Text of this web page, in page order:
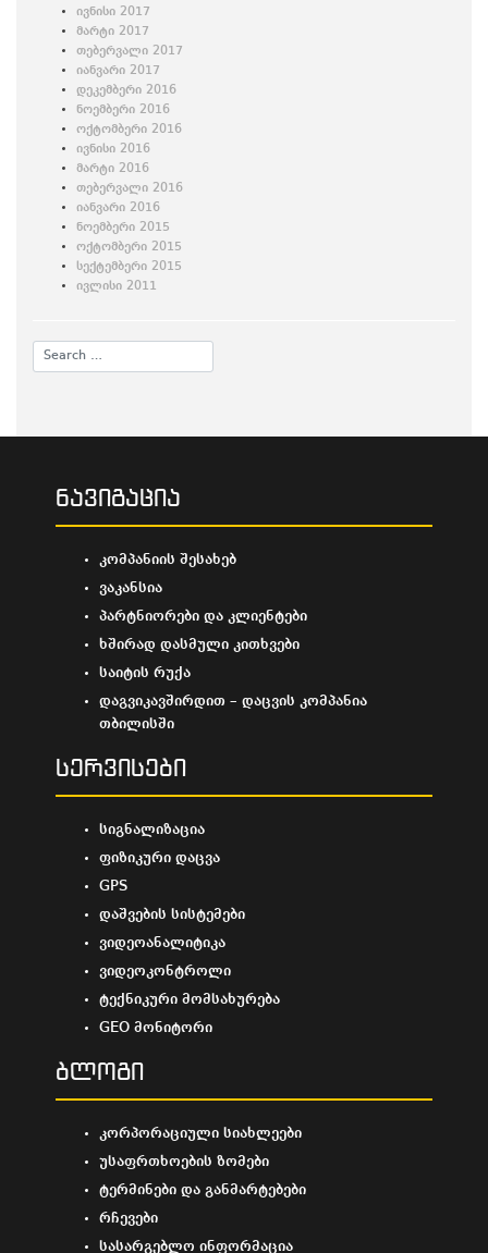
ივნისი 2017
მარტი 2017
თებერვალი 2017
იანვარი 2017
დეკემბერი 2016
ნოემბერი 2016
ოქტომბერი 2016
ივნისი 2016
მარტი 2016
თებერვალი 2016
იანვარი 2016
ნოემბერი 2015
ოქტომბერი 2015
სექტემბერი 2015
ივლისი 2011
ნავიგაცია
კომპანიის შესახებ
ვაკანსია
პარტნიორები და კლიენტები
ხშირად დასმული კითხვები
საიტის რუქა
დაგვიკავშირდით – დაცვის კომპანია
თბილისში
სერვისები
სიგნალიზაცია
ფიზიკური დაცვა
GPS
დაშვების სისტემები
ვიდეოანალიტიკა
ვიდეოკონტროლი
ტექნიკური მომსახურება
GEO მონიტორი
ბლოგი
კორპორაციული სიახლეები
უსაფრთხოების ზომები
ტერმინები და განმარტებები
რჩევები
სასარგებლო ინფორმაცია